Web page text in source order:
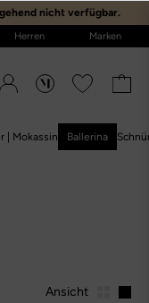
nicht verfügbar.
Herren Marken
| Mokassin Ballerina
Ansicht